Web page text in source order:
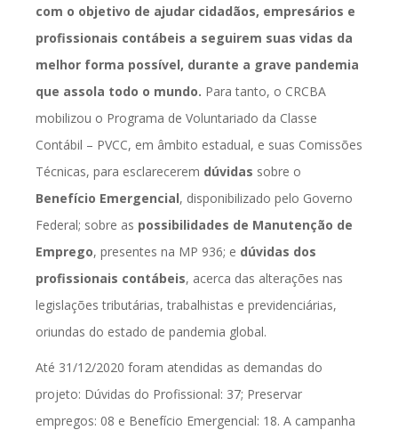
com o objetivo de ajudar cidadãos, empresários e
profissionais contábeis a seguirem suas vidas da
melhor forma possível, durante a grave pandemia
que assola todo o mundo. Para tanto, o CRCBA
mobilizou o Programa de Voluntariado da Classe
Contábil – PVCC, em âmbito estadual, e suas Comissões
Técnicas, para esclarecerem dúvidas sobre o
Benefício Emergencial, disponibilizado pelo Governo
Federal; sobre as possibilidades de Manutenção de
Emprego, presentes na MP 936; e dúvidas dos
profissionais contábeis, acerca das alterações nas
legislações tributárias, trabalhistas e previdenciárias,
oriundas do estado de pandemia global.
Até 31/12/2020 foram atendidas as demandas do
projeto: Dúvidas do Profissional: 37; Preservar
empregos: 08 e Benefício Emergencial: 18. A campanha